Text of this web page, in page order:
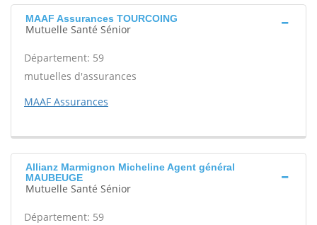
MAAF Assurances TOURCOING
Mutuelle Santé Sénior
Département: 59
mutuelles d'assurances
MAAF Assurances
Allianz Marmignon Micheline Agent général
MAUBEUGE
Mutuelle Santé Sénior
Département: 59